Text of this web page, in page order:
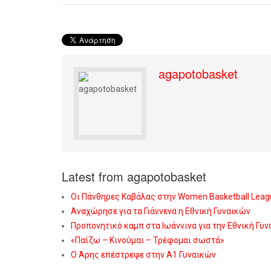
agapotobasket
Latest from agapotobasket
Οι Πάνθηρες Καβάλας στην Women Basketball
Αναχώρησε για τα Γιάννενα η Εθνική Γυναικών
Προπονητικό καμπ στα Ιωάννινα για την Εθνική
«Παίζω – Κινούμαι – Τρέφομαι σωστά»
Ο Άρης επέστρεψε στην Α1 Γυναικών